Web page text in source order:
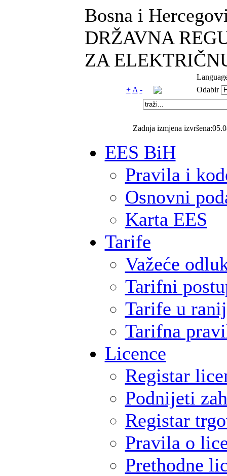
Bosna i
DRŽAVNA
ZA
+ A - Odabir
Zadnja izmjena
EES BiH
Pravila i
Osnovni
Karta EES
Tarife
Važeće
Tarifni
Tarife u
Tarifna
Licence
Registar
Podnijeti
Registar
Pravila o
Prethodne